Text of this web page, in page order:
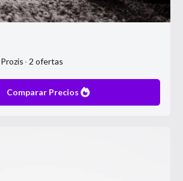
Prozis 2 ofertas
Comparar Precios